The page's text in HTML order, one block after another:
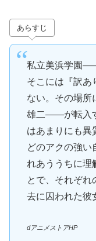
あらすじ
私立美浜学園
そこには『訳あ
ない。その場
雄二――が転入
はあまりにも異
どのアクの強い
れあううちに理
とで、それぞれ
去に囚われた
dアニメストアHP